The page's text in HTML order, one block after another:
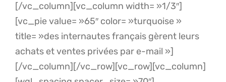
[/vc_column][vc_column width= »1/3″]
[vc_pie value= »65″ color= »turquoise »
title= »des internautes français gèrent leurs
achats et ventes privées par e-mail »]
[/vc_column][/vc_row][vc_row][vc_column]